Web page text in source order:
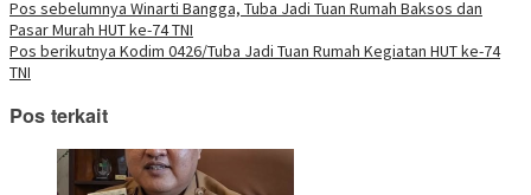
baru) baru) baru) baru) baru) baru) baru)
di
jendela
yang
baru)
Pos sebelumnya Winarti Bangga, Tuba Jadi Tuan Rumah Baksos dan
Pasar Murah HUT ke-74 TNI
Pos berikutnya Kodim 0426/Tuba Jadi Tuan Rumah Kegiatan HUT ke-74
TNI
Pos terkait